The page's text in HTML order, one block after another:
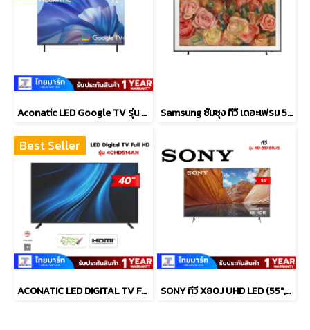
Aconatic LED Google TV รุ่น 32HS1000AN สมาร์ททีวี 32 นิ้ว Samsung ซัมซุง ทีวี เดอะเฟรม 55 นิ้ว #QA55LS03DAKXXT
Best Seller
ACONATIC LED DIGITAL TV FULL HD รุ่น 40HD514AN ขนาด 40 นิ้ว ดิจิตอลทีวี SONY ทีวี X80J UHD LED (55", 4K, Google TV) รุ่น KD-55X80J/S ปี 2021